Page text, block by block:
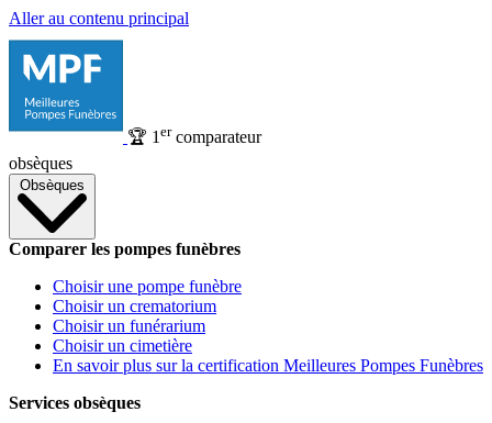
Aller au contenu principal
🏆 1 ercomparateur
obsèques
Obsèques
Comparer les pompes funèbres
Choisir une pompe funèbre
Choisir un crematorium
Choisir un funérarium
Choisir un cimetière
En savoir plus sur la certification Meilleures Pompes Funèbres
Services obsèques